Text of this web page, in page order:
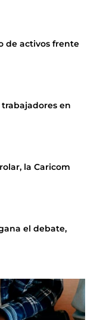
de activos frente
trabajadores en
la Caricom
el debate,